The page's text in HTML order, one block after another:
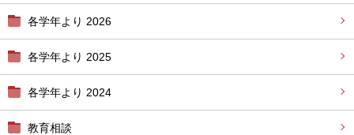
各学年より 2026
各学年より 2025
各学年より 2024
教育相談